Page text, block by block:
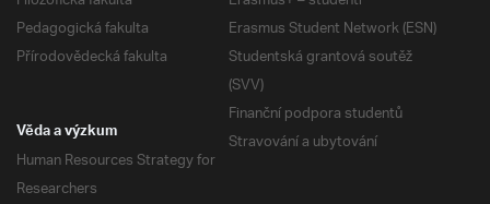
Pedagogická fakulta
Přírodovědecká fakulta
Erasmus Student Network (ESN)
Studentská grantová soutěž
(SVV)
Finanční podpora studentů
Stravování a ubytování
Věda a výzkum
Human Resources Strategy for
Researchers